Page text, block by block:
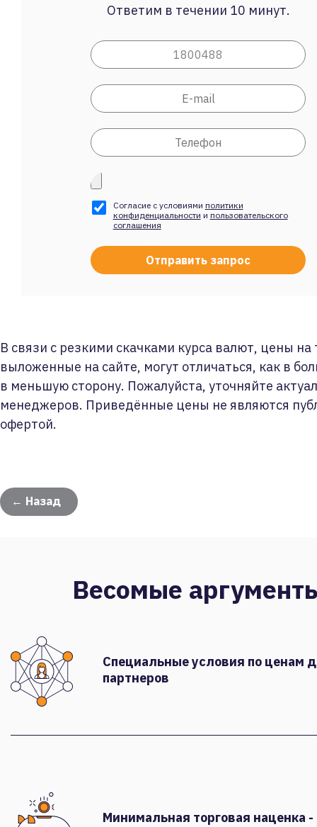
Ответим в течении 10 минут.
Согласие с условиями политики
конфиденциальности и пользовательского
соглашения
В связи с резкими скачками курса валют, цены на
выложенные на сайте, могут отличаться, как в
в меньшую сторону. Пожалуйста, уточняйте
менеджеров. Приведённые цены не являются
офертой.
← Назад
Весомые
Специальные условия по ценам
партнеров
Минимальная торговая наценка